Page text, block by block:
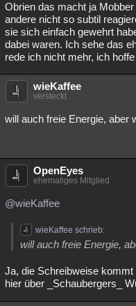
Obrien das macht ja
andere nicht so subtil
sie sich einfach gewehrt
dabei waren. Ich sehe das
rede ich nicht mehr, ich
wieKaffee
versteckt
will auch freie Energie, aber
OpenEyes
ehemaliges Mitglied
@wieKaffee
wieKaffee schrieb:
will auch freie Energie,
Ja, die Schreibweise
hier über _Schaubergers_